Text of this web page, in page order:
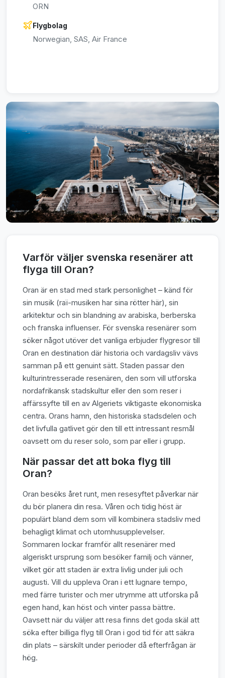
ORN
Flygbolag
Norwegian, SAS, Air France
Varför väljer svenska resenärer att
flyga till Oran?
Oran är en stad med stark personlighet – känd för
sin musik (raï-musiken har sina rötter här), sin
arkitektur och sin blandning av arabiska, berberska
och franska influenser. För svenska resenärer som
söker något utöver det vanliga erbjuder flygresor till
Oran en destination där historia och vardagsliv vävs
samman på ett genuint sätt. Staden passar den
kulturintresserade resenären, den som vill utforska
nordafrikansk stadskultur eller den som reser i
affärssyfte till en av Algeriets viktigaste ekonomiska
centra. Orans hamn, den historiska stadsdelen och
det livfulla gatlivet gör den till ett intressant resmål
oavsett om du reser solo, som par eller i grupp.
När passar det att boka flyg till
Oran?
Oran besöks året runt, men resesyftet påverkar när
du bör planera din resa. Våren och tidig höst är
populärt bland dem som vill kombinera stadsliv med
behagligt klimat och utomhusupplevelser.
Sommaren lockar framför allt resenärer med
algeriskt ursprung som besöker familj och vänner,
vilket gör att staden är extra livlig under juli och
augusti. Vill du uppleva Oran i ett lugnare tempo,
med färre turister och mer utrymme att utforska på
egen hand, kan höst och vinter passa bättre.
Oavsett när du väljer att resa finns det goda skäl att
söka efter billiga flyg till Oran i god tid för att säkra
din plats – särskilt under perioder då efterfrågan är
hög.